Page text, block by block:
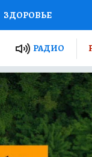
ЗДОРОВЬЕ
РОССИИ
ТУРИЗМ
РАДИО